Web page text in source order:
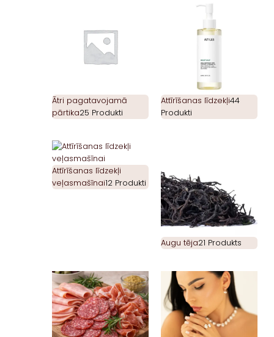
Ātri pagatavojamā
pārtika25 Produkti
Attīrīšanas līdzekļi44
Produkti
Attīrīšanas līdzekļi
veļasmašīnai12 Produkti
Augu tēja21 Produkts